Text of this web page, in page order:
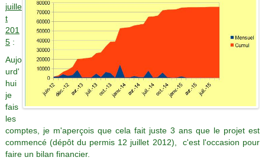
juille
t
201
5:
Aujo
urd'
hui
je
fais
les
comptes, je m'aperçois que cela fait juste 3 ans que le projet est
commencé (dépôt du permis 12 juillet 2012), c'est l'occasion pour
faire un bilan financier.